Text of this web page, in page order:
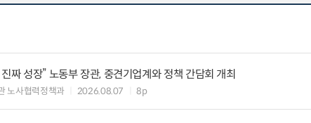
짜 성장” 노동부 장관, 중견기업계와 정책 간담회 개최
노사협력정책과 2026.08.07 8p